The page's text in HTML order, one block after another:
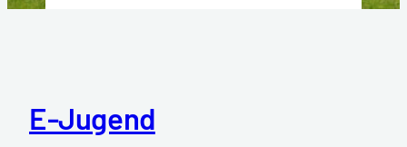
E-Jugend